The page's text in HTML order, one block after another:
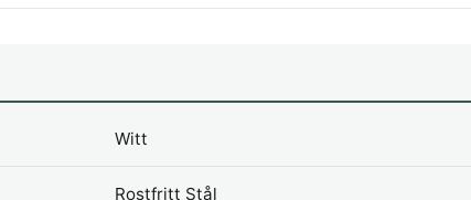
Witt
Rostfritt Stål